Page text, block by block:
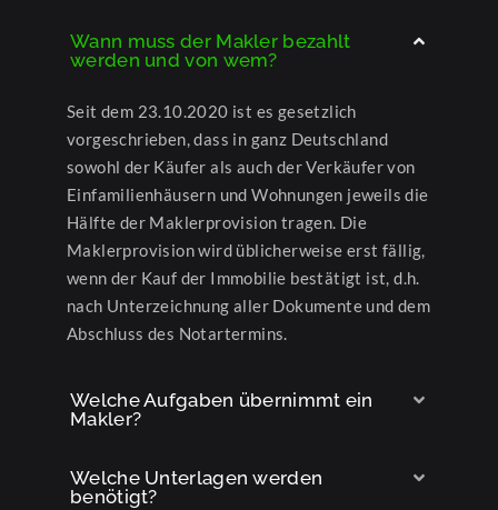
Wann muss der Makler bezahlt
werden und von wem?
Seit dem 23.10.2020 ist es gesetzlich
vorgeschrieben, dass in ganz Deutschland
sowohl der Käufer als auch der Verkäufer von
Einfamilienhäusern und Wohnungen jeweils die
Hälfte der Maklerprovision tragen. Die
Maklerprovision wird üblicherweise erst fällig,
wenn der Kauf der Immobilie bestätigt ist, d.h.
nach Unterzeichnung aller Dokumente und dem
Abschluss des Notartermins.
Welche Aufgaben übernimmt ein
Makler?
Welche Unterlagen werden
benötigt?